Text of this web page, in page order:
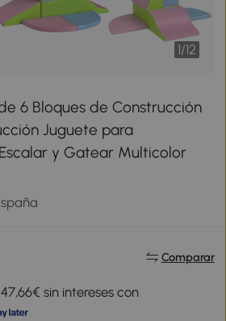
1/12
6 Bloques de Construcción
Juguete para
y Gatear Multicolor
Comparar
sin intereses con